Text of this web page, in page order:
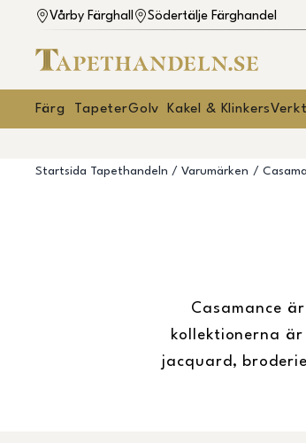
Vårby Färghall Södertälje Färghandel
Färg TapeterGolv Kakel & Klinkers
Startsida Tapethandeln Varumärken
Casamance
kollektionerna
jacquard,